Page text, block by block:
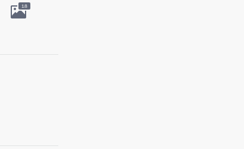
18